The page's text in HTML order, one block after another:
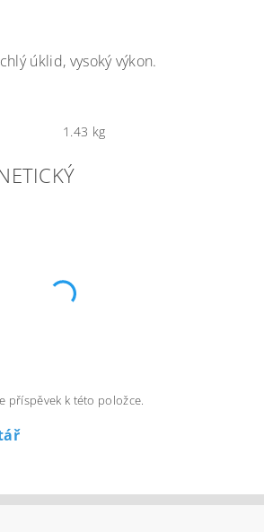
úklid, vysoký výkon.
1.43 kg
příspěvek k této položce.